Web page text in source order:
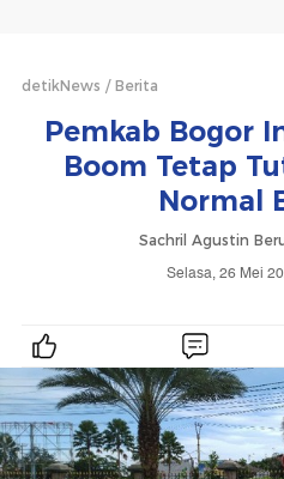
detikNews Berita
Pemkab Bogor
Boom Tetap
Normal
Sachril Agustin
Selasa, 26 Mei